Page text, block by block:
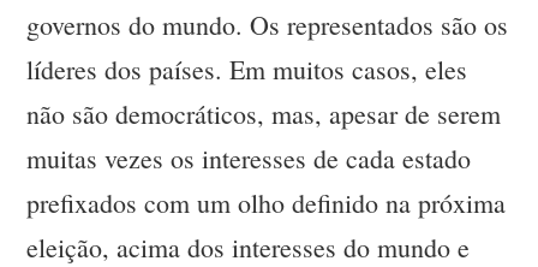
governos do mundo. Os representados são os
líderes dos países. Em muitos casos, eles
não são democráticos, mas, apesar de serem
muitas vezes os interesses de cada estado
prefixados com um olho definido na próxima
eleição, acima dos interesses do mundo e